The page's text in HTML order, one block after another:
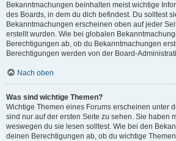
Bekanntmachungen beinhalten meist wichtige
des Boards, in dem du dich befindest. Du solltest
Bekanntmachungen erscheinen oben auf jeder
erstellt wurden. Wie bei globalen
Berechtigungen ab, ob du Bekanntmachungen
Berechtigungen werden von der Board-
Nach oben
Was sind wichtige Themen?
Wichtige Themen eines Forums erscheinen unter
sind nur auf der ersten Seite zu sehen. Sie haben
weswegen du sie lesen solltest. Wie bei den
deinen Berechtigungen ab, ob du wichtige